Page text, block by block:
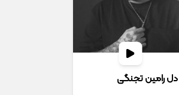
دل رامین تجنگی